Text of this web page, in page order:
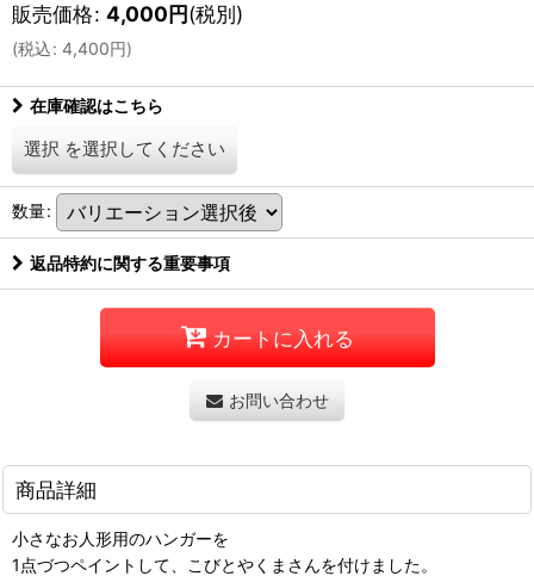
販売価格: 4,000円(税別)
(税込: 4,400円)
在庫確認はこちら
選択 を選択してください
数量:
返品特約に関する重要事項
カートに入れる
お問い合わせ
商品詳細
小さなお人形用のハンガーを
1点づつペイントして、こびとやくまさんを付けました。